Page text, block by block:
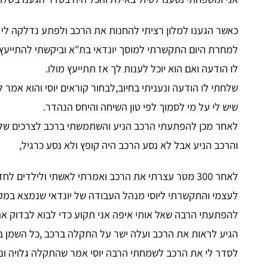
כאשר הגענו למלון רציתי להחנות את הרכב ולפתע
למחרת היום התקשרתי למוסך יונדאי בת"א וביקשתי
לו הודעה ואם הוא יוכל לענות לך אז תתייעץ מולו.
שלחתי לו הודעה ונעניתי בחיוב,לבחור קוראים יוסי והוא
שיש לי על מי לסמוך לפי טון השיחה והיחס הנהדר.
לאחר מכן להפתעתי הרכב הניע והשתמשתי ברכב לצרכים
והרכב הניע אבל לא נסע הרכב היה קופץ ולא נסע כרגיל,
לאחר 300 מטר עצרתי את הרכב ואמרתי לאשתי
לעצמי והתקשרתי ליוסי מנהל העבודה של יונדאי שנמצא
להפתעתי הרבה שאל אותי איפה אני תקוע כדי לבוא לבדוק
הגיע לראות את הרכב ועלה ישר על התקלה ברכב ,כל השמן
לסדר לי את הרכב לשמחתי הרבה יוסי אמר שהתקלה גלויה